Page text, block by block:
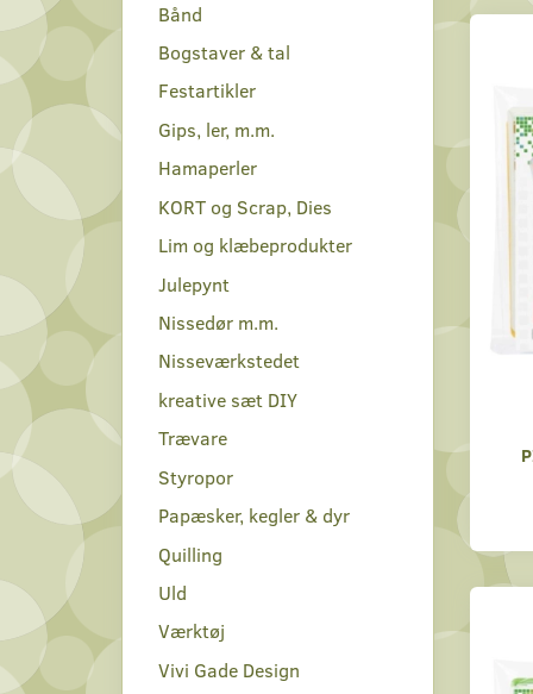
Bånd
Bogstaver & tal
Festartikler
Gips, ler, m.m.
Hamaperler
KORT og Scrap, Dies
Lim og klæbeprodukter
Julepynt
Nissedør m.m.
Nisseværkstedet
kreative sæt DIY
Trævare
Styropor
Papæsker, kegler & dyr
Quilling
Uld
Værktøj
Vivi Gade Design